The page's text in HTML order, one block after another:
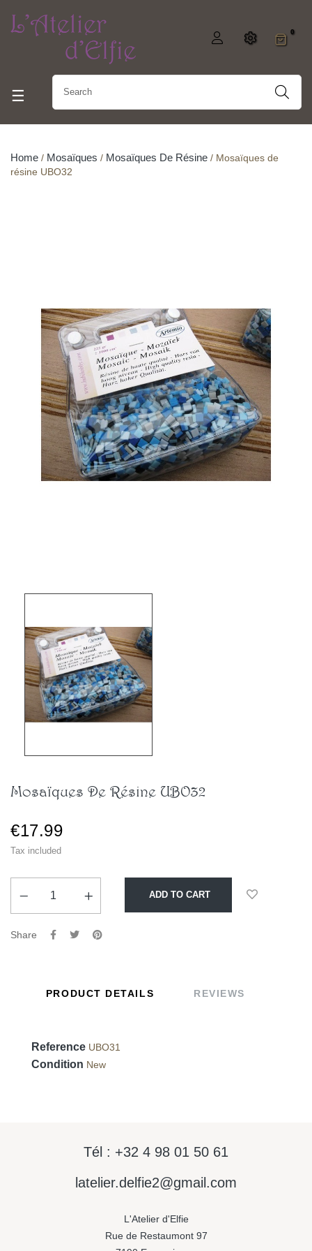
0
Toggle navigation
☰
Home Mosaïques Mosaïques De Résine
Mosaïques de
résine UBO32
Mosaïques De Résine UBO32
€17.99
Tax included
ADD TO CART
Share
PRODUCT DETAILS REVIEWS
Reference UBO31
Condition New
Tél : +32 4 98 01 50 61
latelier.delfie2@gmail.com
L'Atelier d'Elfie
Rue de Restaumont 97